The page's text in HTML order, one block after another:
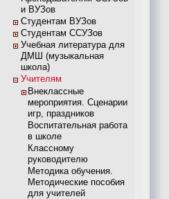
и ВУЗов
Студентам ВУЗов
Студентам ССУЗов
Учебная литература для
ДМШ (музыкальная
школа)
Учителям
Внеклассные
мероприятия. Сценарии
игр, праздников
Воспитательная работа
в школе
Классному
руководителю
Методика обучения.
Методические пособия
для учителей